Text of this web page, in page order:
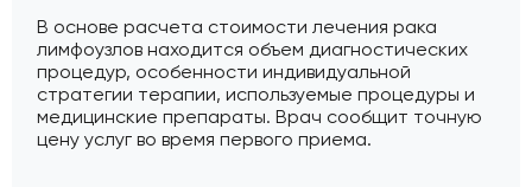
В основе расчета стоимости лечения рака
лимфоузлов находится объем диагностических
процедур, особенности индивидуальной
стратегии терапии, используемые процедуры и
медицинские препараты. Врач сообщит точную
цену услуг во время первого приема.